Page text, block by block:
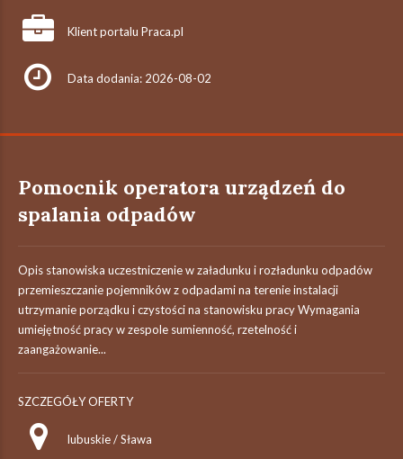
Klient portalu Praca.pl
Data dodania: 2026-08-02
Pomocnik operatora urządzeń do
spalania odpadów
Opis stanowiska uczestniczenie w załadunku i rozładunku odpadów
przemieszczanie pojemników z odpadami na terenie instalacji
utrzymanie porządku i czystości na stanowisku pracy Wymagania
umiejętność pracy w zespole sumienność, rzetelność i
zaangażowanie...
SZCZEGÓŁY OFERTY
lubuskie / Sława